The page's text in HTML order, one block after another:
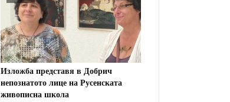
Изложба представя в Добрич
непознатото лице на Русенската
живописна школа